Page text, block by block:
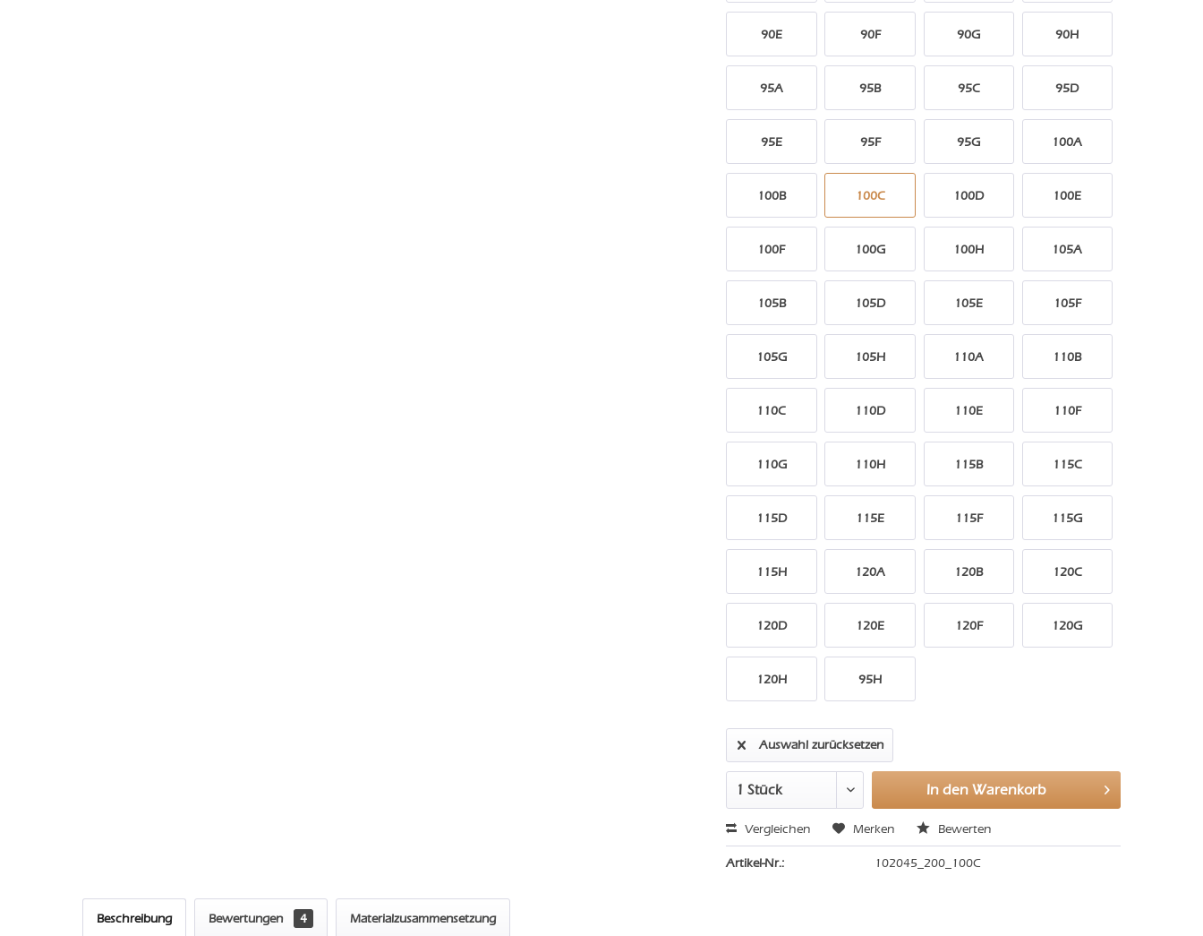
90E 90F 90G 90H
95A 95B 95C 95D
95E 95F 95G 100A
100B 100C 100D 100E
100F 100G 100H 105A
105B 105D 105E 105F
105G 105H 110A 110B
110C 110D 110E 110F
110G 110H 115B 115C
115D 115E 115F 115G
115H 120A 120B 120C
120D 120E 120F 120G
120H 95H
Auswahl zurücksetzen
In den Warenkorb
Vergleichen Merken Bewerten
Artikel-Nr.: 102045_200_100C
Beschreibung Bewertungen 4 Materialzusammensetzung